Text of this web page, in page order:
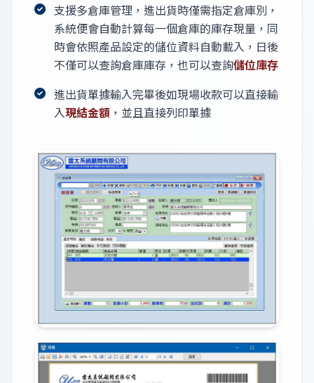
支援多倉庫管理，進出貨時僅需指定倉庫別，
系統便會自動計算每一個倉庫的庫存現量，同
時會依照產品設定的儲位資料自動載入，日後
不僅可以查詢倉庫庫存，也可以查詢儲位庫存
進出貨單據輸入完畢後如現場收款可以直接輸
入現結金額 ，並且直接列印單據